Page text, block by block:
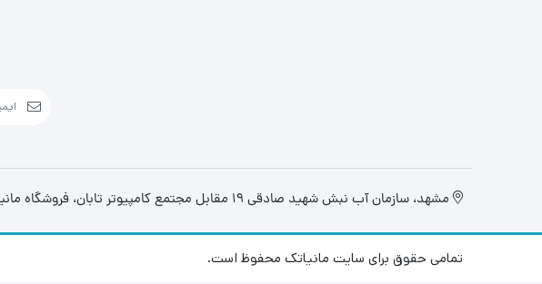
مشهد، سازمان آب نبش شهید صادقی 19 مقابل مجتمع کامپیوتر تابان، فروشگاه مانیاتک
تمامی حقوق برای سایت مانیاتک محفوظ است.